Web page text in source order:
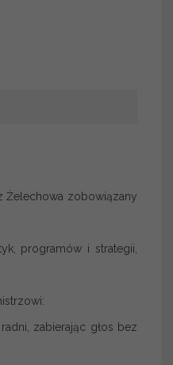
Żelechowa zobowiązany
programów i strategii,
zabierając głos bez